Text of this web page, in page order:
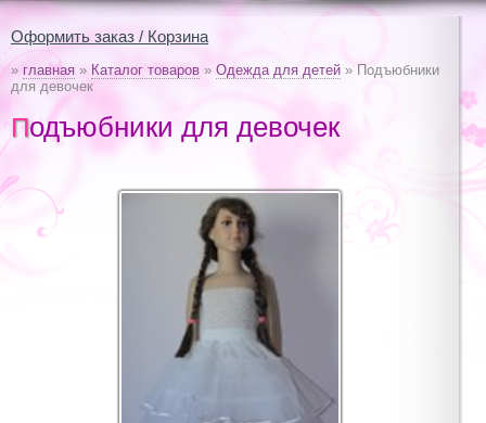
Оформить заказ / Корзина
» главная » Каталог товаров » Одежда для детей » Подъюбники
для девочек
Подъюбники для девочек